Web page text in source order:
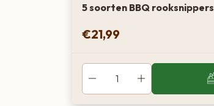
5 soorten BBQ rooksnippers
€21,99